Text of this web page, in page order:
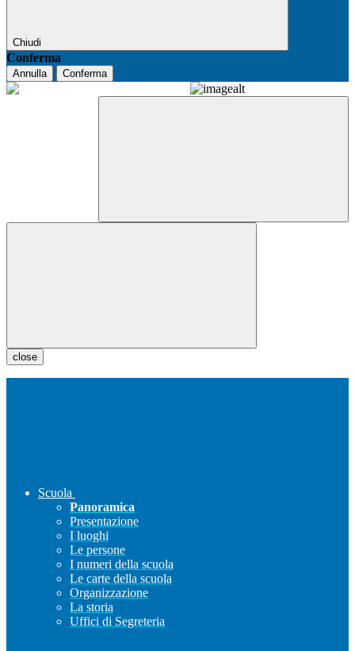
Chiudi
Conferma
Annulla Conferma
close
Scuola
Panoramica
Presentazione
I luoghi
Le persone
I numeri della scuola
Le carte della scuola
Organizzazione
La storia
Uffici di Segreteria